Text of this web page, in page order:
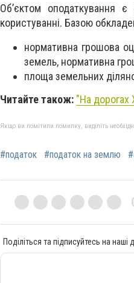
Об’єктом оподаткування
користуванні. Базою
нормативна грошова
земель, нормативна
площа земельних
Читайте також: "На дорогах
Якщо ви помітили помилку, виділіть
#податок #податок на землю
Поділіться та підписуйтесь на наші